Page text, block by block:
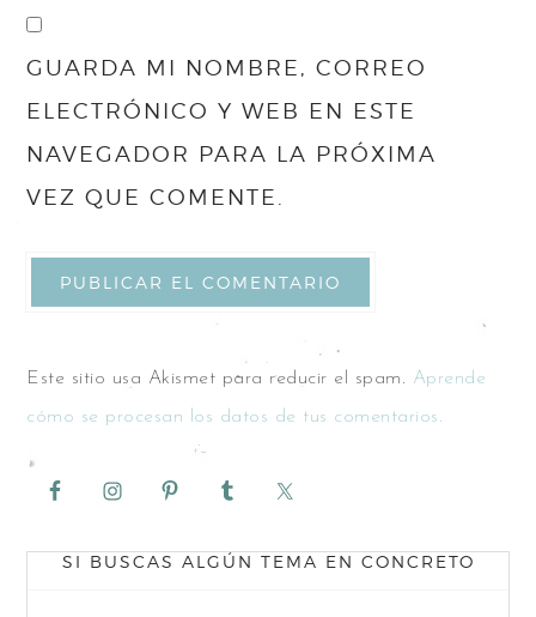
GUARDA MI NOMBRE, CORREO
ELECTRÓNICO Y WEB EN ESTE
NAVEGADOR PARA LA PRÓXIMA
VEZ QUE COMENTE.
Este sitio usa Akismet para reducir el spam. Aprende
cómo se procesan los datos de tus comentarios.
SI BUSCAS ALGÚN TEMA EN CONCRETO